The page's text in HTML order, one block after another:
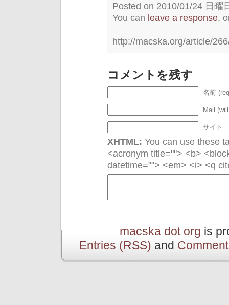
Posted on 2010/01/24 日曜
You can leave a response,
http://macska.org/article/
コメントを残す
名前
Mail
サイト
XHTML: You can use these
<acronym title=""> <b>
datetime=""> <em> <i> <q
macska dot org is
Entries (RSS) and